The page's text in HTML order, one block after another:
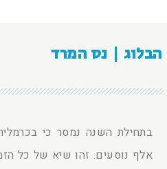
הבלוג | נס המרד
בתחילת השנה נמסר כי
אלף נוסעים. זהו שיא של כל